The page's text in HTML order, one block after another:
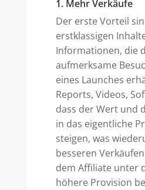
1. Mehr Verkäufe
Der erste Vorteil
erstklassigen
Informationen, die
aufmerksame
eines Launches
Reports, Videos,
dass der Wert und
in das eigentliche
steigen, was
besseren
dem Affiliate unter
höhere Provision